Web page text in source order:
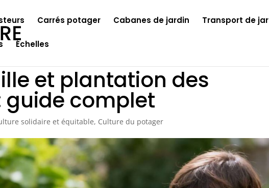
Carrés potager Cabanes de jardin Transport de
Échelles
et plantation des
guide complet
solidaire et équitable, Culture du potager